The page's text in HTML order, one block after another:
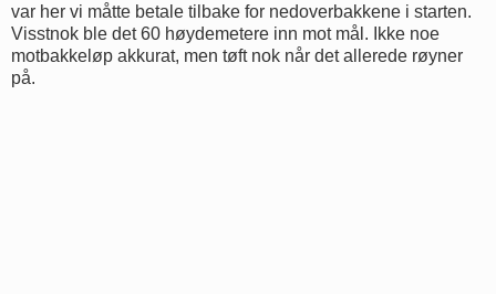
var her vi måtte betale tilbake for nedoverbakkene i starten.
Visstnok ble det 60 høydemetere inn mot mål. Ikke noe
motbakkeløp akkurat, men tøft nok når det allerede røyner
på.